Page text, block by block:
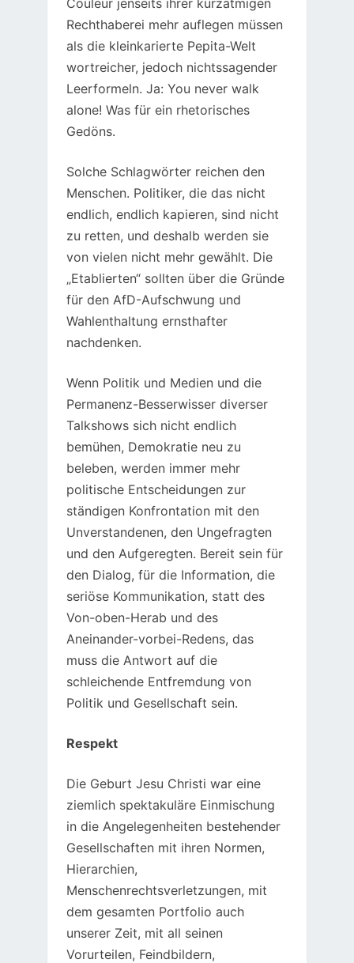
Couleur jenseits ihrer kurzatmigen
Rechthaberei mehr auflegen müssen
als die kleinkarierte Pepita-Welt
wortreicher, jedoch nichtssagender
Leerformeln. Ja: You never walk
alone! Was für ein rhetorisches
Gedöns.
Solche Schlagwörter reichen den
Menschen. Politiker, die das nicht
endlich, endlich kapieren, sind nicht
zu retten, und deshalb werden sie
von vielen nicht mehr gewählt. Die
„Etablierten“ sollten über die Gründe
für den AfD-Aufschwung und
Wahlenthaltung ernsthafter
nachdenken.
Wenn Politik und Medien und die
Permanenz-Besserwisser diverser
Talkshows sich nicht endlich
bemühen, Demokratie neu zu
beleben, werden immer mehr
politische Entscheidungen zur
ständigen Konfrontation mit den
Unverstandenen, den Ungefragten
und den Aufgeregten. Bereit sein für
den Dialog, für die Information, die
seriöse Kommunikation, statt des
Von-oben-Herab und des
Aneinander-vorbei-Redens, das
muss die Antwort auf die
schleichende Entfremdung von
Politik und Gesellschaft sein.
Respekt
Die Geburt Jesu Christi war eine
ziemlich spektakuläre Einmischung
in die Angelegenheiten bestehender
Gesellschaften mit ihren Normen,
Hierarchien,
Menschenrechtsverletzungen, mit
dem gesamten Portfolio auch
unserer Zeit, mit all seinen
Vorurteilen, Feindbildern,